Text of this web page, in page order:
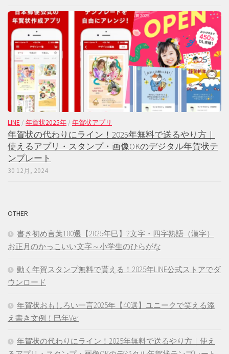
LINE / 年賀状2025年 / 年賀状アプリ
年賀状の代わりにライン！2025年無料で送るやり方｜
使えるアプリ・スタンプ・画像OKのデジタル年賀状テ
ンプレート
30 12月, 2024
OTHER
書き初め言葉100選【2025年巳】2文字・四字熟語（漢字）
お正月のかっこいい文字～小学生のひらがな
動く年賀スタンプ無料で貰える！2025年LINE公式ストアでダ
ウンロード
年賀状おもしろい一言2025年【40選】ユニークで笑える添
え書き文例！巳年Ver
年賀状の代わりにライン！2025年無料で送るやり方｜使え